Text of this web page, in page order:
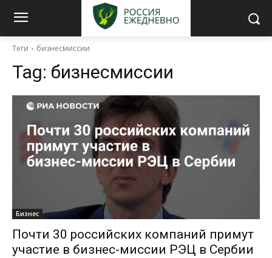
Теги бизнесмиссии
Tag: бизнесмиссии
Бизнес
Почти 30 российских компаний примут
участие в бизнес-миссии РЭЦ в Сербии